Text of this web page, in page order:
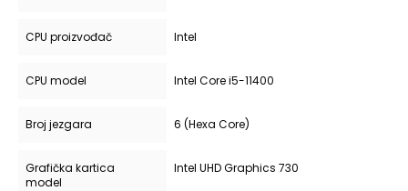
CPU proizvođač Intel
CPU model Intel Core i5-11400
Broj jezgara 6 (Hexa Core)
Grafička kartica
model
Intel UHD Graphics 730